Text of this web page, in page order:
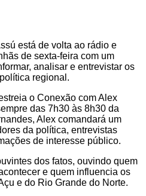
está de volta ao rádio e
de sexta-feira com um
analisar e entrevistar os
regional.
o Conexão com Alex
das 7h30 às 8h30 da
Alex comandará um
da política, entrevistas
de interesse público.
dos fatos, ouvindo quem
e quem influencia os
e do Rio Grande do Norte.